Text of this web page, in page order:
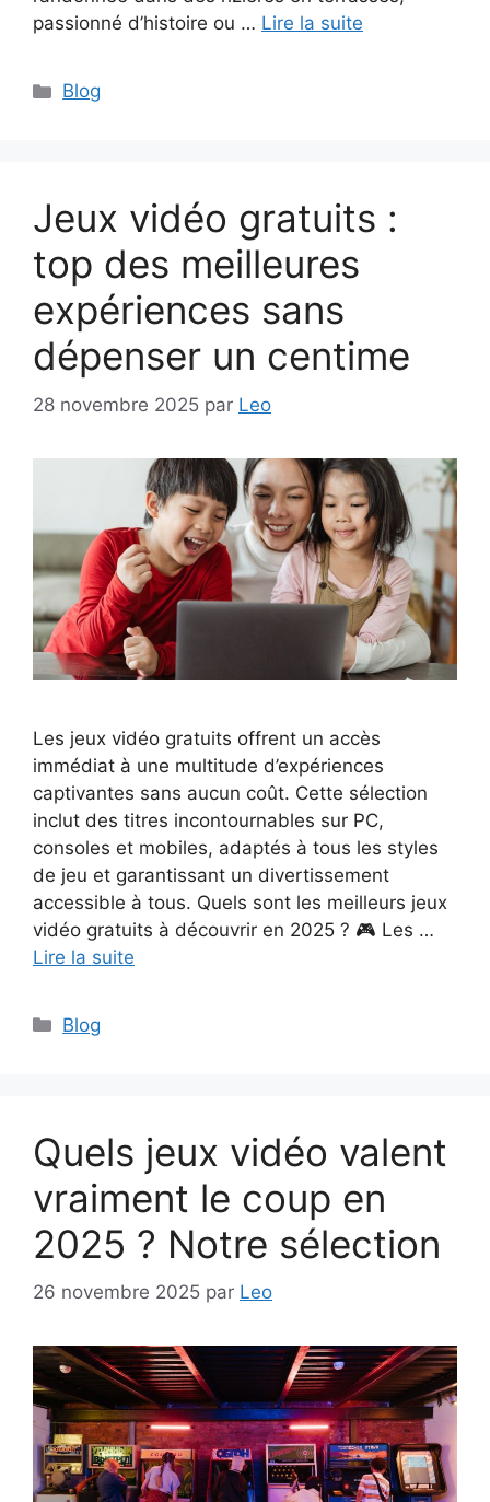
passionné d’histoire ou … Lire la suite
Catégories
Blog
Jeux vidéo gratuits :
top des meilleures
expériences sans
dépenser un centime
28 novembre 2025 par Leo
Les jeux vidéo gratuits offrent un accès
immédiat à une multitude d’expériences
captivantes sans aucun coût. Cette sélection
inclut des titres incontournables sur PC,
consoles et mobiles, adaptés à tous les styles
de jeu et garantissant un divertissement
accessible à tous. Quels sont les meilleurs jeux
vidéo gratuits à découvrir en 2025 ? 🎮 Les …
Lire la suite
Catégories
Blog
Quels jeux vidéo valent
vraiment le coup en
2025 ? Notre sélection
26 novembre 2025 par Leo